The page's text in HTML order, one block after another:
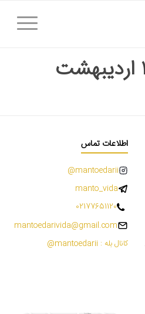
اطلاعات تماس
mantoedarii@
manto_vida
02177651120
mantoedarivida@gmail.com
کانال بله : mantoedarii@